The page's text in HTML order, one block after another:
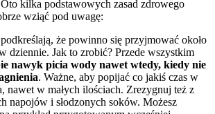
kilka podstawowych zasad zdrowego
wziąć pod uwagę:
że powinno się przyjmować około
dziennie. Jak to zrobić? Przede wszystkim
nawyk picia wody nawet wtedy, kiedy nie
. Ważne, aby popijać co jakiś czas w
nawet w małych ilościach. Zrezygnuj też z
napojów i słodzonych soków. Możesz